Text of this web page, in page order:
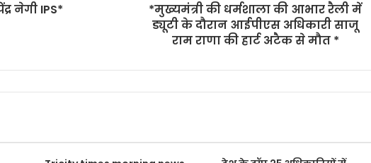
नेगी IPS*
*मुख्यमंत्री की धर्मशाला की आभार रैली में
ड्यूटी के दौरान आईपीएस अधिकारी साजू
राम राणा की हार्ट अटैक से मौत *